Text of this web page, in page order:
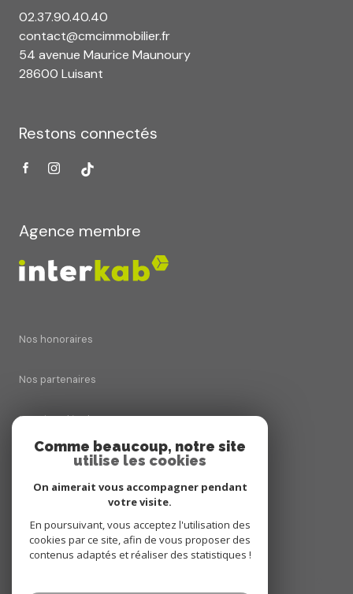
02.37.90.40.40
contact@cmcimmobilier.fr
54 avenue Maurice Maunoury
28600 Luisant
Restons connectés
Agence membre
Nos honoraires
Nos partenaires
Mentions légales
Cookies
Comme beaucoup, notre site
utilise les cookies
On aimerait vous accompagner pendant
votre visite.
En poursuivant, vous acceptez l'utilisation des
cookies par ce site, afin de vous proposer des
contenus adaptés et réaliser des statistiques !